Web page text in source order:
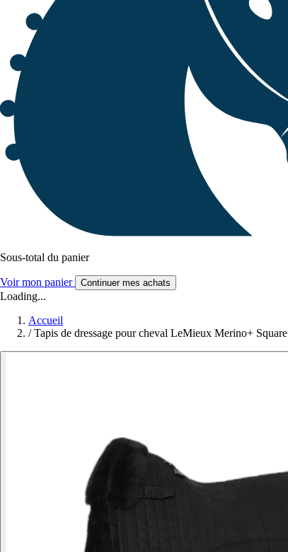
Sous-total du panier
Voir mon panier Continuer mes achats
Loading...
Accueil
/ Tapis de dressage pour cheval LeMieux Merino+ Square